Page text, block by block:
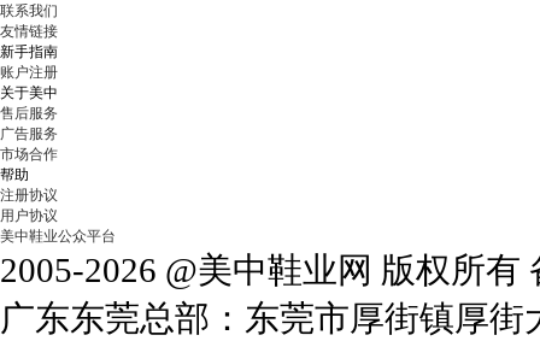
联系我们
友情链接
新手指南
账户注册
关于美中
售后服务
广告服务
市场合作
帮助
注册协议
用户协议
美中鞋业公众平台
2005-2026 @美中鞋业网 版权所有
广东东莞总部：东莞市厚街镇厚